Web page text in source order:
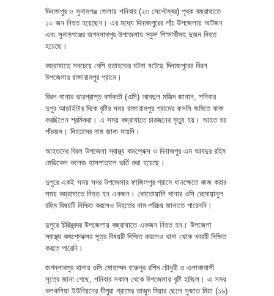
দিনাজপুর ও সুনামগঞ্জ জেলায় শনিবার (২৩ সেপ্টেম্বর) পৃথক বজ্রাঘাতে
১০ জন নিহত হয়েছেন। এর মধ্যে দিনাজপুরের পাঁচ উপজেলায় আটজন
এবং সুনামগঞ্জের জগন্নাথপুর উপজেলায় স্কুল শিক্ষার্থীসহ দুজন নিহত
হয়েছে।
বজ্রাঘাতে সবচেয়ে বেশি হতাহতের ঘটনা ঘটেছে দিনাজপুরের বিরল
উপজেলার রাজারামপুর গ্রামে।
বিরল থানার ভারপ্রাপ্ত কর্মকর্তা (ওসি) আবদুল মজিদ জানান, শনিবার
দুপুর আড়াইটার দিকে বৃষ্টির সময় রাজারামপুর গ্রামের ফসলি জমিতে কাজ
করছিলেন শ্রমিকরা। এ সময় বজ্রাঘাতে চারজনের মৃত্যু হয়। আহত হয়
পাঁচজন। নিহতদের নাম জানা যায়নি।
আহতদের বিরল উপজেলা স্বাস্থ্য কমপ্লেক্স ও দিনাজপুর এম আবদুর রহিম
মেডিকেল কলেজ হাসপাতালে ভর্তি করা হয়েছে।
দুপুরে একই সময় সদর উপজেলার ফাজিলপুর গ্রামে ধানক্ষেতে কাজ করার
সময় বজ্রাঘাতে নিহত হন একজন। কোতোয়ালি থানার ওসি রেদোয়ানুল
রহিম বিষয়টি নিশ্চিত করলেও নিহতের নাম-পরিচয় জানাতে পারেননি।
দুপুরে চিরিরবন্দর উপজেলায় বজ্রাঘাতে একজন নিহত হন। উপজেলা
স্বাস্থ্য কমপ্লেক্সের সূত্র বিষয়টি নিশ্চিত করলেও থানা থেকে খবরটি নিশ্চিত
করতে পারেনি।
জগন্নাথপুর থানার ওসি মোহাম্মদ হারুনুর রশিদ চৌধুরী ও এলাকাবাসী
সূত্রে জানা গেছে, শনিবার সকাল থেকে উপজেলায় বৃষ্টি হচ্ছিল। এ সময়
কলকলিয়া ইউনিয়নের ঘীপুরা গ্রামের তাজুদ মিয়ার ছেলে সুজাত মিয়া (১৬)